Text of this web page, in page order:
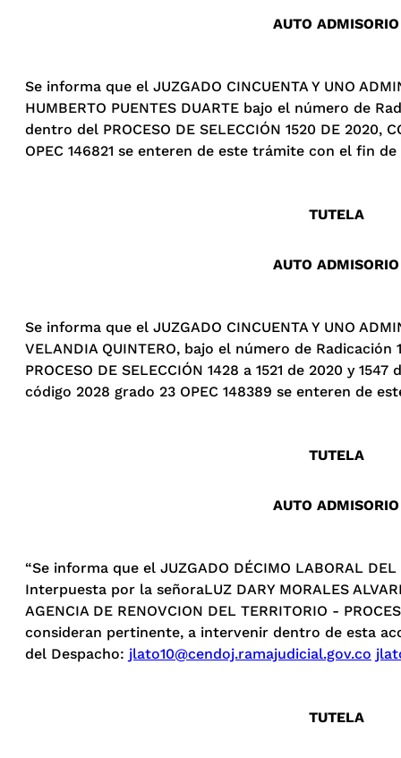
AUTO ADMISORIO
Se informa que el JUZGADO CINCUENTA Y UNO
HUMBERTO PUENTES DUARTE bajo el número de
dentro del PROCESO DE SELECCIÓN 1520 DE
OPEC 146821 se enteren de este trámite con el fin
TUTELA
AUTO ADMISORIO
Se informa que el JUZGADO CINCUENTA Y UNO
VELANDIA QUINTERO, bajo el número de
PROCESO DE SELECCIÓN 1428 a 1521 de 2020 y
código 2028 grado 23 OPEC 148389 se enteren de
TUTELA
AUTO ADMISORIO
“Se informa que el JUZGADO DÉCIMO LABORAL
Interpuesta por la señoraLUZ DARY MORALES
AGENCIA DE RENOVCION DEL TERRITORIO -
consideran pertinente, a intervenir dentro de esta
del Despacho: jlato10@cendoj.ramajudicial.gov.co
TUTELA